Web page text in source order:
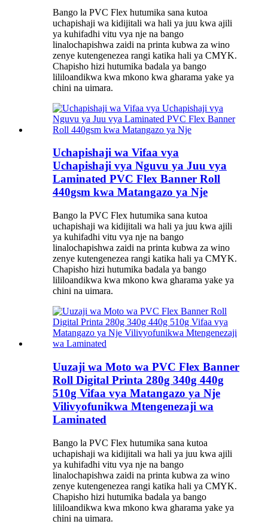
Bango la PVC Flex hutumika sana kutoa
uchapishaji wa kidijitali wa hali ya juu kwa ajili
ya kuhifadhi vitu vya nje na bango
linalochapishwa zaidi na printa kubwa za wino
zenye kutengenezea rangi katika hali ya CMYK.
Chapisho hizi hutumika badala ya bango
lililoandikwa kwa mkono kwa gharama yake ya
chini na uimara.
Uchapishaji wa Vifaa vya
Uchapishaji vya Nguvu ya Juu vya
Laminated PVC Flex Banner Roll
440gsm kwa Matangazo ya Nje
Bango la PVC Flex hutumika sana kutoa
uchapishaji wa kidijitali wa hali ya juu kwa ajili
ya kuhifadhi vitu vya nje na bango
linalochapishwa zaidi na printa kubwa za wino
zenye kutengenezea rangi katika hali ya CMYK.
Chapisho hizi hutumika badala ya bango
lililoandikwa kwa mkono kwa gharama yake ya
chini na uimara.
Uuzaji wa Moto wa PVC Flex Banner
Roll Digital Printa 280g 340g 440g
510g Vifaa vya Matangazo ya Nje
Vilivyofunikwa Mtengenezaji wa
Laminated
Bango la PVC Flex hutumika sana kutoa
uchapishaji wa kidijitali wa hali ya juu kwa ajili
ya kuhifadhi vitu vya nje na bango
linalochapishwa zaidi na printa kubwa za wino
zenye kutengenezea rangi katika hali ya CMYK.
Chapisho hizi hutumika badala ya bango
lililoandikwa kwa mkono kwa gharama yake ya
chini na uimara.